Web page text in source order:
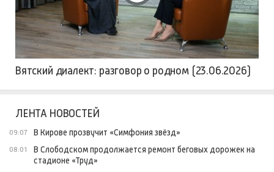
Вятский диалект: разговор о родном (23.06.2026)
ЛЕНТА НОВОСТЕЙ
09:07 В Кирове прозвучит «Симфония звёзд»
08:01
В Слободском продолжается ремонт беговых дорожек на
стадионе «Труд»